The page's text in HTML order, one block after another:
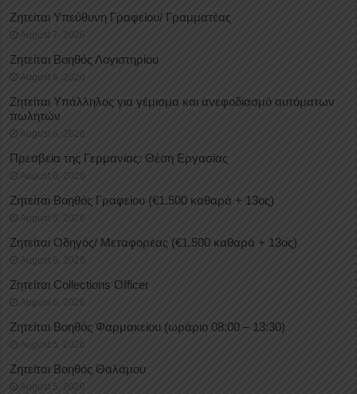
Ζητείται Υπεύθυνη Γραφείου/ Γραμματέας
August 7, 2026
Ζητείται Βοηθός Λογιστηρίου
August 6, 2026
Ζητείται Υπάλληλος για γέμισμα και ανεφοδιασμό αυτόματων
πωλητών
August 6, 2026
Πρεσβεία της Γερμανίας: Θέση Εργασίας
August 6, 2026
Ζητείται Βοηθός Γραφείου (€1.500 καθαρά + 13ος)
August 6, 2026
Ζητείται Οδηγός/ Μεταφορέας (€1.500 καθαρά + 13ος)
August 6, 2026
Ζητείται Collections Officer
August 6, 2026
Ζητείται Βοηθός Φαρμακείου (ωράριο 08:00 – 13:30)
August 5, 2026
Ζητείται Βοηθός Θαλάμου
August 5, 2026